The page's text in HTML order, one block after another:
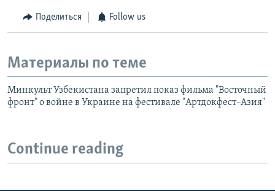
Поделиться Follow us
Материалы по теме
Минкульт Узбекистана запретил показ фильма "Восточный
фронт" о войне в Украине на фестивале "Артдокфест–Азия"
Continue reading